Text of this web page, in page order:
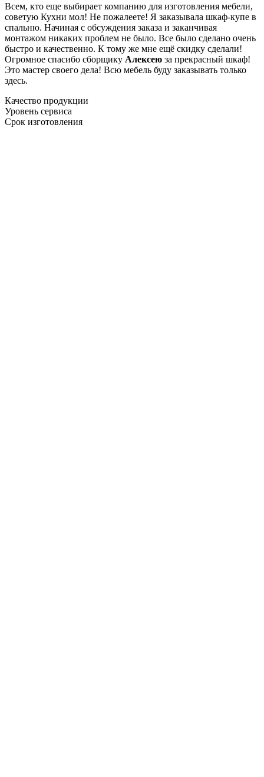
Всем, кто еще выбирает компанию для изготовления мебели,
советую Кухни мол! Не пожалеете! Я заказывала шкаф-купе в
спальню. Начиная с обсуждения заказа и заканчивая
монтажом никаких проблем не было. Все было сделано очень
быстро и качественно. К тому же мне ещё скидку сделали!
Огромное спасибо сборщику Алексею за прекрасный шкаф!
Это мастер своего дела! Всю мебель буду заказывать только
здесь.
Качество продукции
Уровень сервиса
Срок изготовления